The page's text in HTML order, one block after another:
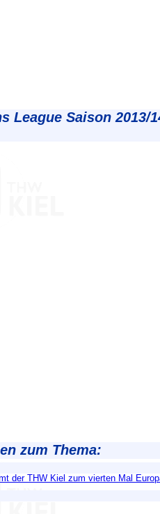
League Saison 2013/
zum Thema:
der THW Kiel zum vierten Mal